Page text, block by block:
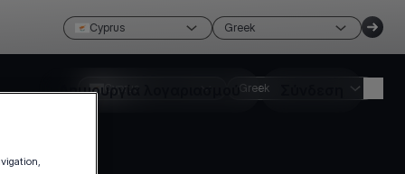
Cyprus Greek
Δημιουργία λογαριασμού
Cyprus Greek